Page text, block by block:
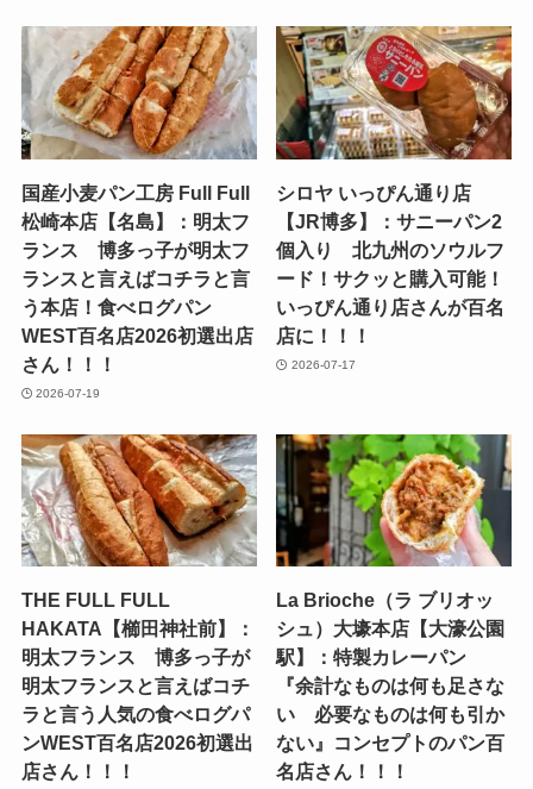
国産小麦パン工房 Full Full
松崎本店【名島】：明太フ
ランス 博多っ子が明太フ
ランスと言えばコチラと言
う本店！食べログパン
WEST百名店2026初選出店
さん！！！
2026-07-19
シロヤ いっぴん通り店
【JR博多】：サニーパン2
個入り 北九州のソウルフ
ード！サクッと購入可能！
いっぴん通り店さんが百名
店に！！！
2026-07-17
THE FULL FULL
HAKATA【櫛田神社前】：
明太フランス 博多っ子が
明太フランスと言えばコチ
ラと言う人気の食べログパ
ンWEST百名店2026初選出
店さん！！！
La Brioche（ラ ブリオッ
シュ）大壕本店【大濠公園
駅】：特製カレーパン
『余計なものは何も足さな
い 必要なものは何も引か
ない』コンセプトのパン百
名店さん！！！